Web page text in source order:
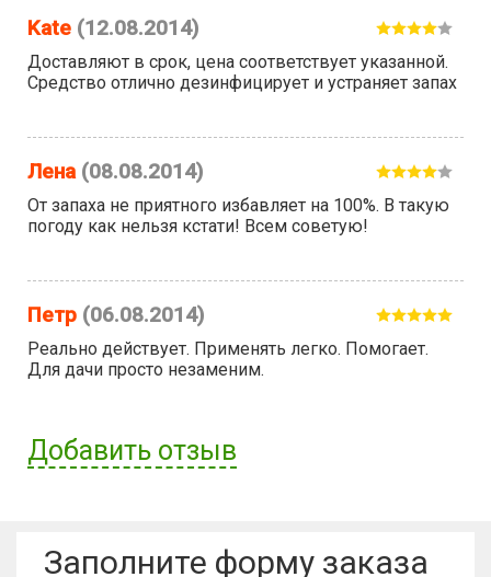
Kate (12.08.2014)
Доставляют в срок, цена соответствует указанной.
Средство отлично дезинфицирует и устраняет запах
Лена (08.08.2014)
От запаха не приятного избавляет на 100%. В такую
погоду как нельзя кстати! Всем советую!
Петр (06.08.2014)
Реально действует. Применять легко. Помогает.
Для дачи просто незаменим.
Добавить отзыв
Заполните форму заказа